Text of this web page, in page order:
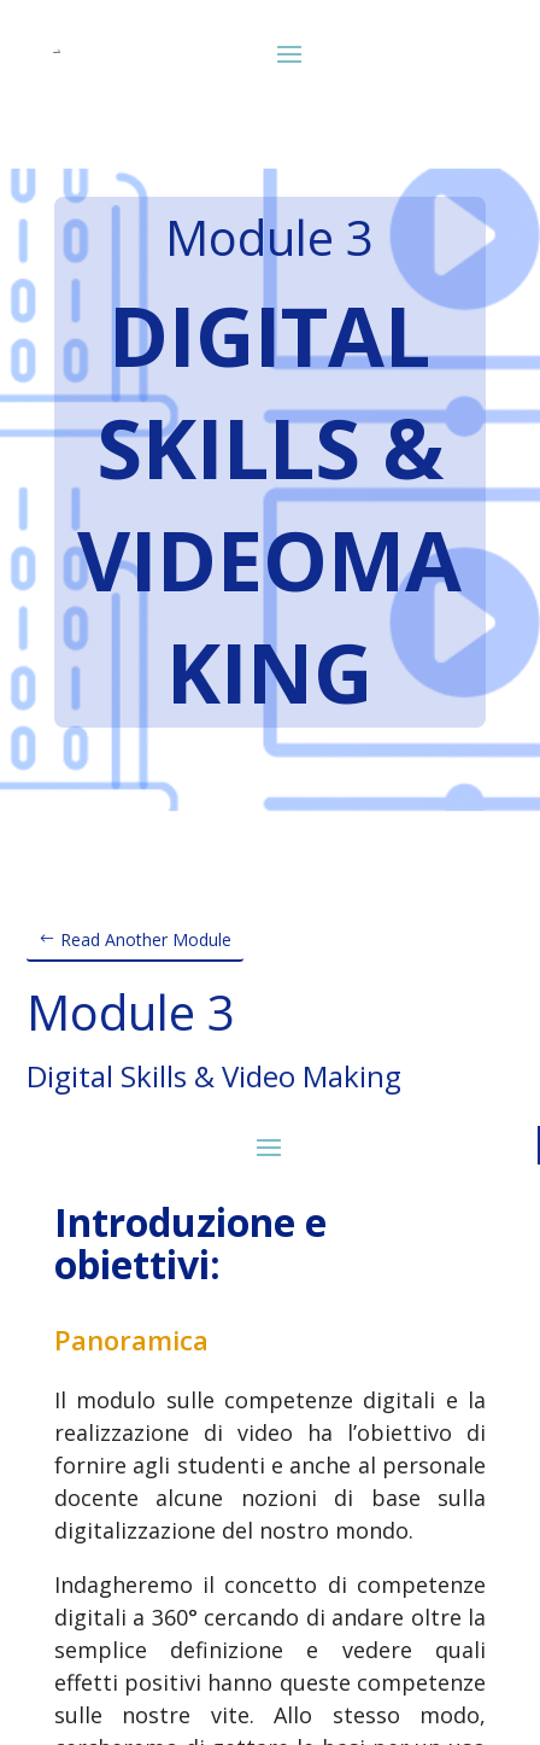
Module 3
DIGITAL
SKILLS &
VIDEOMA
KING
Read Another Module
Module 3
Digital Skills & Video Making
Introduzione e
obiettivi:
Panoramica
Il modulo sulle competenze digitali e la
realizzazione di video ha l’obiettivo di
fornire agli studenti e anche al personale
docente alcune nozioni di base sulla
digitalizzazione del nostro mondo.
Indagheremo il concetto di competenze
digitali a 360° cercando di andare oltre la
semplice definizione e vedere quali
effetti positivi hanno queste competenze
sulle nostre vite. Allo stesso modo,